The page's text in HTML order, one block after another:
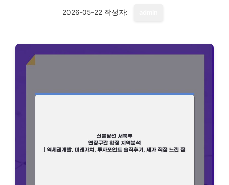
2026-05-22 작성자: